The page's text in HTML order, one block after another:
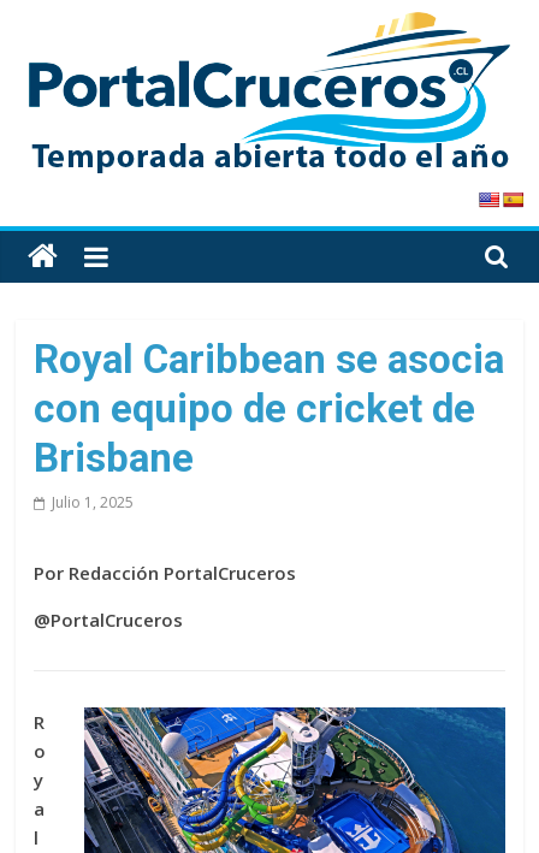
content
PortalCruceros
Toda
la
de
cruceros
en
solo
Royal Caribbean se asocia
con equipo de cricket de
Brisbane
Julio 1, 2025
Por Redacción PortalCruceros
@PortalCruceros
R
o
y
a
l